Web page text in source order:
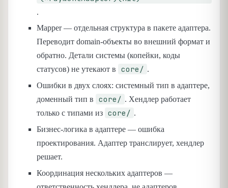
.
Mapper — отдельная структура в пакете адаптера.
Переводит domain-объекты во внешний формат и
обратно. Детали системы (копейки, коды
статусов) не утекают в
core/ .
Ошибки в двух слоях: системный тип в адаптере,
доменный тип в
core/ . Хендлер работает
только с типами из core/ .
Бизнес-логика в адаптере — ошибка
проектирования. Адаптер транслирует, хендлер
решает.
Координация нескольких адаптеров —